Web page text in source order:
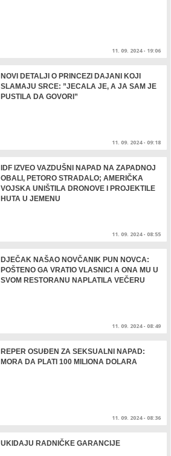
11. 09. 2024 - 19:06
NOVI DETALJI O PRINCEZI DAJANI KOJI
SLAMAJU SRCE: ”JECALA JE, A JA SAM JE
PUSTILA DA GOVORI”
11. 09. 2024 - 09:18
IDF IZVEO VAZDUŠNI NAPAD NA ZAPADNOJ
OBALI, PETORO STRADALO; AMERIČKA
VOJSKA UNIŠTILA DRONOVE I PROJEKTILE
HUTA U JEMENU
11. 09. 2024 - 08:55
DJEČAK NAŠAO NOVČANIK PUN NOVCA:
POŠTENO GA VRATIO VLASNICI A ONA MU U
SVOM RESTORANU NAPLATILA VEČERU
11. 09. 2024 - 08:49
REPER OSUĐEN ZA SEKSUALNI NAPAD:
MORA DA PLATI 100 MILIONA DOLARA
11. 09. 2024 - 08:36
UKIDAJU RADNIČKE GARANCIJE